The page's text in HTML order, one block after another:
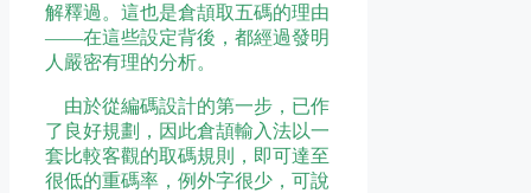
解釋過。這也是倉頡取五碼的理由
——在這些設定背後，都經過發明
人嚴密有理的分析。
由於從編碼設計的第一步，已作
了良好規劃，因此倉頡輸入法以一
套比較客觀的取碼規則，即可達至
很低的重碼率，例外字很少，可說